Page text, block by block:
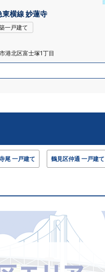
東横線 妙蓮寺
一戸建て
港北区富士塚1丁目
尾 一戸建て 鶴見区仲通 一戸建て